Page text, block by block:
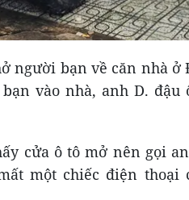
người bạn về căn nhà
vào nhà, anh D.
cửa ô tô mở nên gọi
một chiếc điện thoại